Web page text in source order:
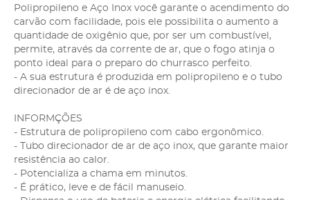
Polipropileno e Aço Inox você garante o acendimento do
carvão com facilidade, pois ele possibilita o aumento a
quantidade de oxigênio que, por ser um combustível,
permite, através da corrente de ar, que o fogo atinja o
ponto ideal para o preparo do churrasco perfeito.
- A sua estrutura é produzida em polipropileno e o tubo
direcionador de ar é de aço inox.
INFORMÇÕES
- Estrutura de polipropileno com cabo ergonômico.
- Tubo direcionador de ar de aço inox, que garante maior
resistência ao calor.
- Potencializa a chama em minutos.
- É prático, leve e de fácil manuseio.